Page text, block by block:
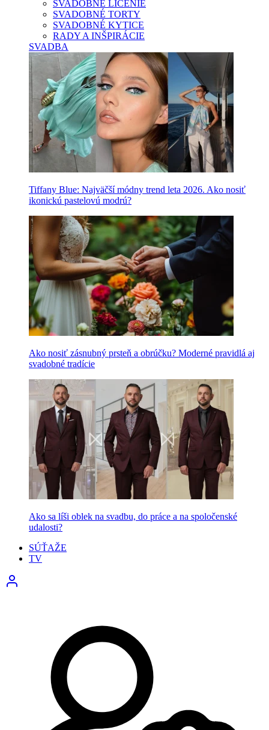
SVADOBNÉ LÍČENIE
SVADOBNÉ TORTY
SVADOBNÉ KYTICE
RADY A INŠPIRÁCIE
SVADBA
Tiffany Blue: Najväčší módny trend leta 2026. Ako nosiť
ikonickú pastelovú modrú?
Ako nosiť zásnubný prsteň a obrúčku? Moderné pravidlá aj
svadobné tradície
Ako sa líši oblek na svadbu, do práce a na spoločenské
udalosti?
SÚŤAŽE
TV